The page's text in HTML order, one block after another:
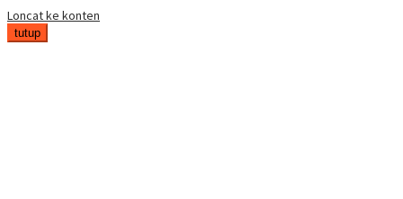
Loncat ke konten
tutup